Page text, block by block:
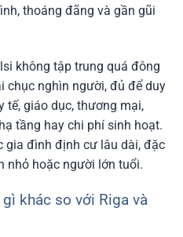
thoáng đãng và gần gũi
không tập trung quá đông
chục nghìn người, đủ để duy
tế, giáo dục, thương mại,
tầng hay chi phí sinh hoạt.
gia đình định cư lâu dài, đặc
nhỏ hoặc người lớn tuổi.
khác so với Riga và